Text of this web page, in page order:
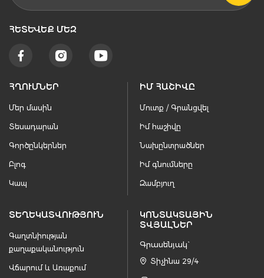
ՀԵՏԵՒԵՔ ՄԵԶ
ՀՂՈՒՄՆԵՐ
Մեր մասին
Տեսադարան
Գործընկերներ
Բլոգ
Կապ
ԻՄ ՀԱՇԻՎԸ
Մուտք / Գրանցվել
Իմ հաշիվը
Նախընտրածներ
Իմ գնումները
Զամբյուղ
ՏԵՂԵԿԱՏՎՈՒԹՅՈՒՆ
Գաղտնիության
քաղաքականություն
Վճարում և Առաքում
ԿՈՆՏԱԿՏԱՅԻՆ
ՏՎՅԱԼՆԵՐ
Գրասենյակ`
Տիչինա 29/4